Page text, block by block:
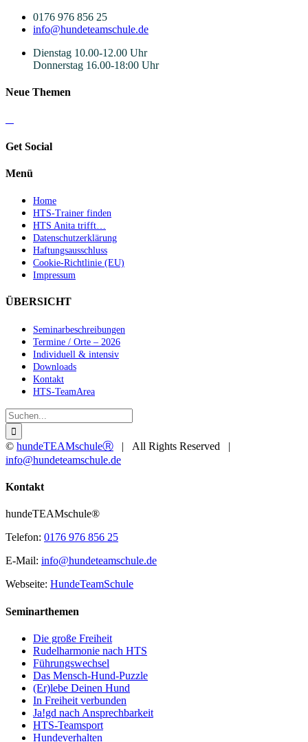
0176 976 856 25
info@hundeteamschule.de
Dienstag 10.00-12.00 Uhr
Donnerstag 16.00-18:00 Uhr
Neue Themen
Get Social
Menü
Home
HTS-Trainer finden
HTS Anita trifft…
Datenschutzerklärung
Haftungsausschluss
Cookie-Richtlinie (EU)
Impressum
ÜBERSICHT
Seminarbeschreibungen
Termine / Orte – 2026
Individuell & intensiv
Downloads
Kontakt
HTS-TeamArea
Suche
nach:
© hundeTEAMschuleⓇ | All Rights Reserved |
info@hundeteamschule.de
Toggle
Bar
Kontakt
hundeTEAMschule®
Telefon: 0176 976 856 25
E-Mail: info@hundeteamschule.de
Webseite: HundeTeamSchule
Seminarthemen
Die große Freiheit
Rudelharmonie nach HTS
Führungswechsel
Das Mensch-Hund-Puzzle
(Er)lebe Deinen Hund
In Freiheit verbunden
Ja!gd nach Ansprechbarkeit
HTS-Teamsport
Hundeverhalten